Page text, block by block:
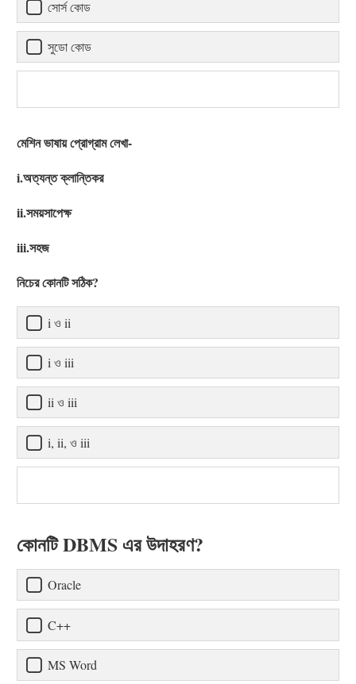
সোর্স কোড
সুডো কোড
মেশিন ভাষায় প্রোগ্রাম লেখা-
i.অত্যন্ত ক্লান্তিকর
ii.সময়সাপেক্ষ
iii.সহজ
নিচের কোনটি সঠিক?
i ও ii
i ও iii
ii ও iii
i, ii, ও iii
কোনটি DBMS এর উদাহরণ?
Oracle
C++
MS Word